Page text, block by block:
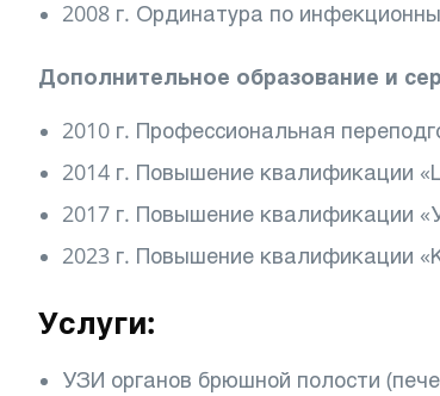
2008 г. Ординатура по
Дополнительное образование и
2010 г. Профессиональная
2014 г. Повышение квалификации
2017 г. Повышение квалификации
2023 г. Повышение квалификации
Услуги:
УЗИ органов брюшной полости